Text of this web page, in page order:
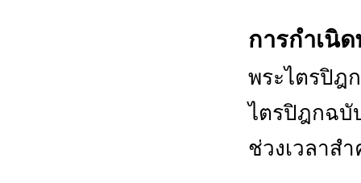
การกำเนิ
พระไตรปิฎ
ไตรปิฎกฉบั
ช่วงเวลาส